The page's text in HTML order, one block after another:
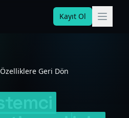
Kayıt Ol
Özelliklere Geri Dön